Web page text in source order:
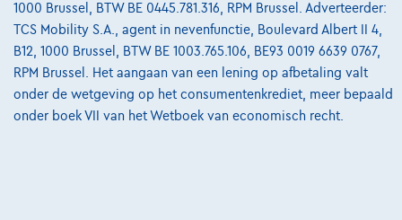
Break E de AMG Line Panoramisch dak| 360° Camera| Burmester|HUD +
01/2023
59.976 km Hybride Automaat 143 kW ( 194 PK )
€39.450 1 BTW aftrekbaar
Vanaf€757,00/maandmet een laatste
1000 Brussel, BTW BE 0445.781.316, RPM Brussel. Adverteerder:
TCS Mobility S.A., agent in nevenfunctie, Boulevard Albert II 4,
B12, 1000 Brussel, BTW BE 1003.765.106, BE93 0019 6639 0767,
RPM Brussel. Het aangaan van een lening op afbetaling valt
onder de wetgeving op het consumentenkrediet, meer bepaald
onder boek VII van het Wetboek van economisch recht.